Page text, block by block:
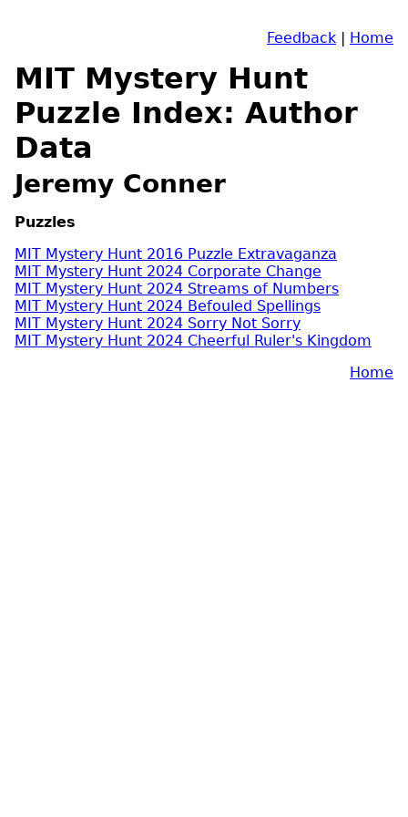
Feedback | Home
MIT Mystery Hunt
Puzzle Index: Author
Data
Jeremy Conner
Puzzles
MIT Mystery Hunt 2016 Puzzle Extravaganza
MIT Mystery Hunt 2024 Corporate Change
MIT Mystery Hunt 2024 Streams of Numbers
MIT Mystery Hunt 2024 Befouled Spellings
MIT Mystery Hunt 2024 Sorry Not Sorry
MIT Mystery Hunt 2024 Cheerful Ruler's Kingdom
Home